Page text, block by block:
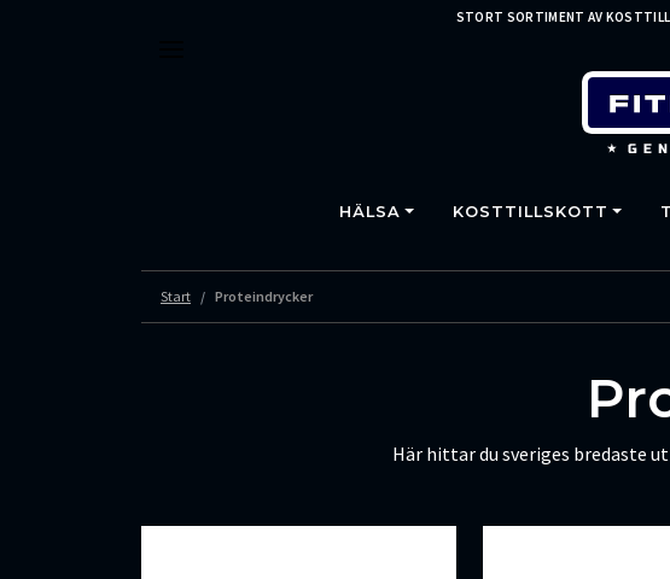
STORT SORTIMENT AV
HÄLSA KOSTTILLSKOTT
Start Proteindrycker
Här hittar du sveriges bredaste